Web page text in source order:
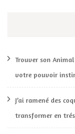
Trouver son
votre pouvoir
J’ai ramené des
transformer en